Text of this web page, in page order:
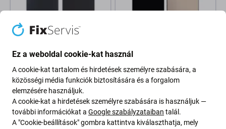
Samsung
Samsung Galaxy A22 A225F -
1 590 Ft
RENDELÉSRE
Samsung
Samsung Galaxy A22 A225F -
LCD Kijelző + Érintőüveg TFT
RENDELÉSRE
Ez a weboldal cookie-kat használ
A cookie-kat tartalom és hirdetések személyre szabására, a
közösségi média funkciók biztosítására és a forgalom
elemzésére használjuk.
A cookie-kat a hirdetések személyre szabására is használjuk —
további információkat a Google szabályzataiban talál.
A "Cookie-beállítások" gombra kattintva kiválaszthatja, mely